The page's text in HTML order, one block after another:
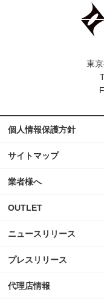
東
ニュースリリース
プレスリリース
代理店情報
個人情報保護方針
サイトマップ
業者様へ
OUTLET